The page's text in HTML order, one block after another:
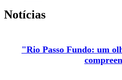
Notícias
"Rio Passo Fundo: um